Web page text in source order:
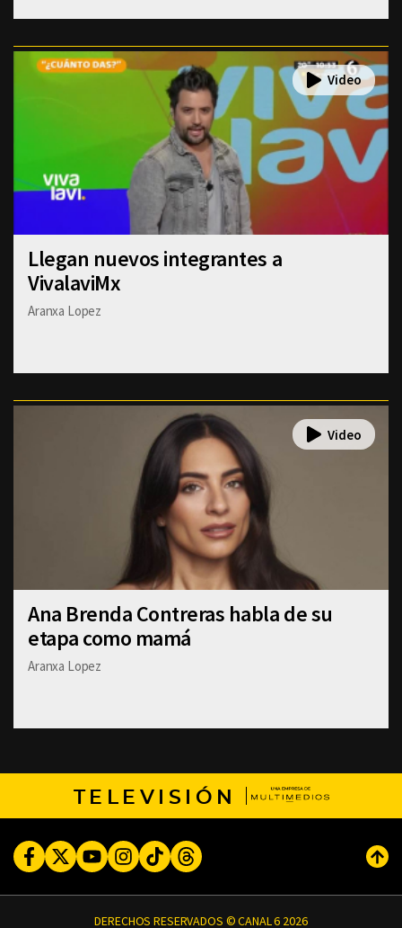
Llegan nuevos integrantes a
VivalaviMx
Aranxa Lopez
Ana Brenda Contreras habla de su
etapa como mamá
Aranxa Lopez
TELEVISIÓN
FacebookTwitterYoutubeInstagram
TikTokThreads
DERECHOS RESERVADOS © CANAL 6 2026